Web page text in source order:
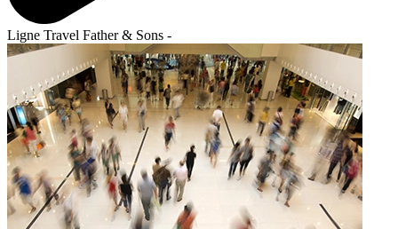
Ligne Travel Father & Sons -